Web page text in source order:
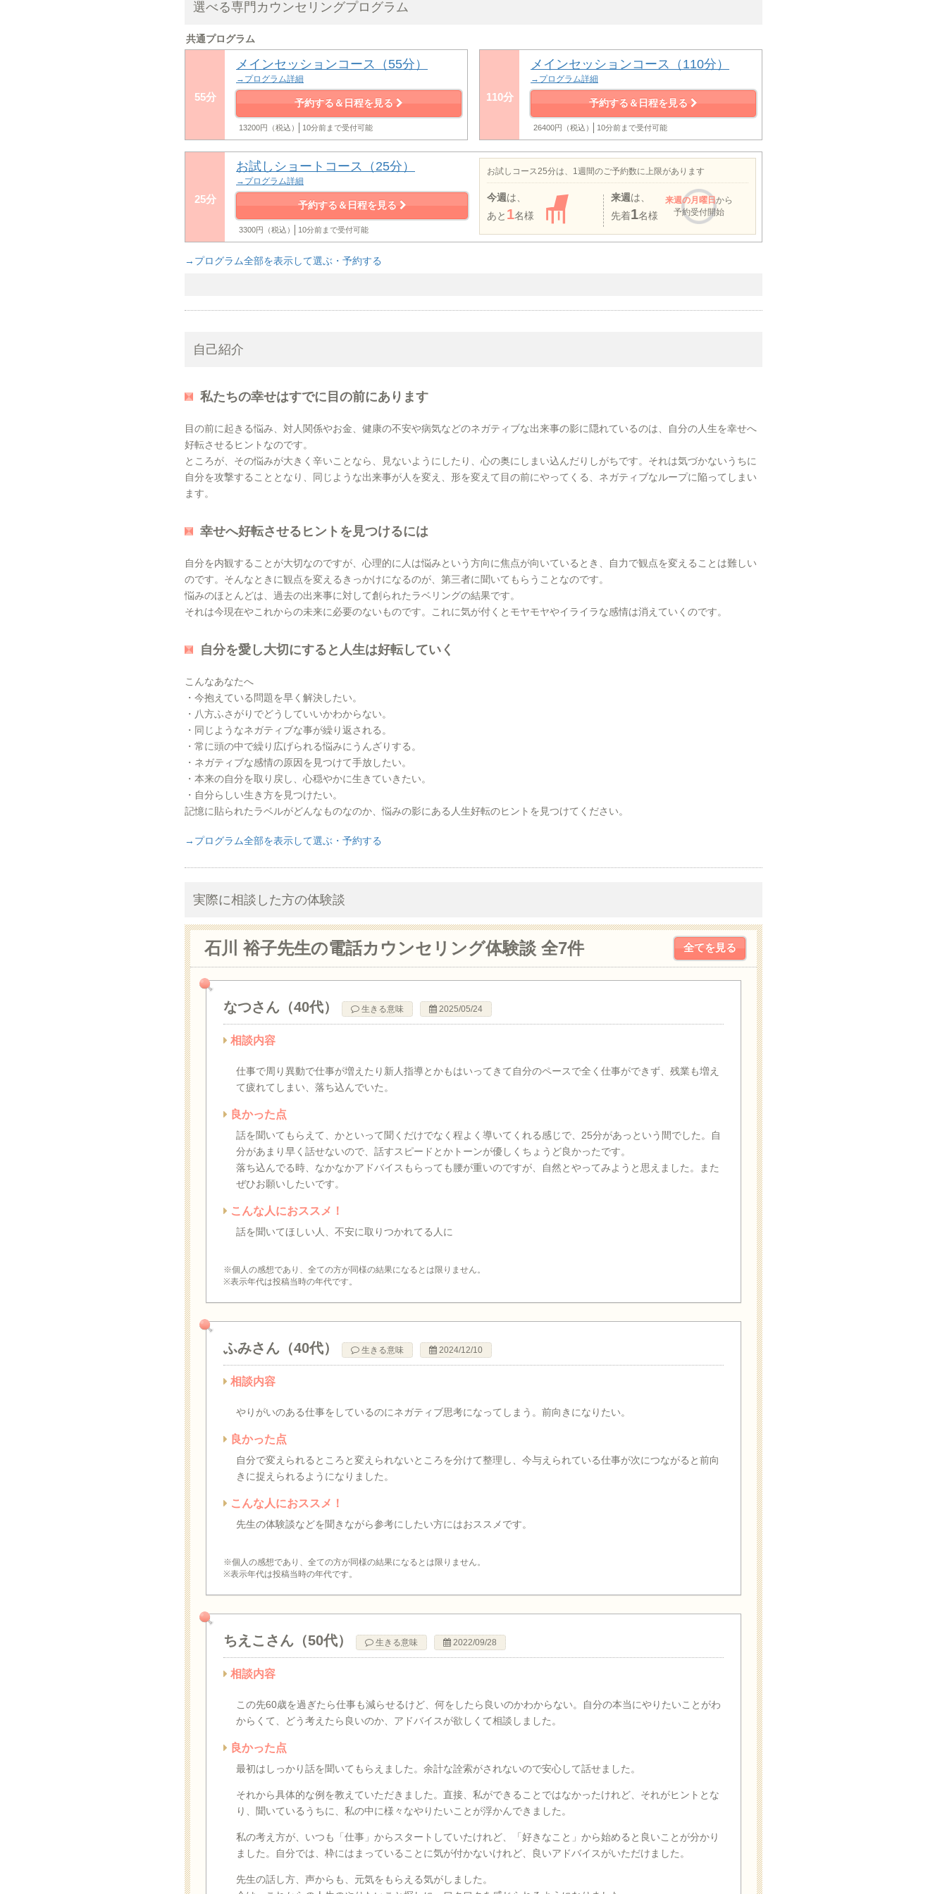
選べる専門カウンセリングプログラム
共通プログラム
55分
メインセッションコース（55分）
→プログラム詳細
予約する＆日程を見る
13200円（税込） 10分前まで受付可能
110分
メインセッションコース（110分）
→プログラム詳細
予約する＆日程を見る
26400円（税込） 10分前まで受付可能
25分
お試しショートコース（25分）
→プログラム詳細
予約する＆日程を見る
3300円（税込） 10分前まで受付可能
お試しコース25分は、1週間のご予約数に上限があります
今週 は、
あと 1名様
来週 は、
先着1名様
来週の月曜日から
予約受付開始
→プログラム全部を表示して選ぶ・予約する
自己紹介
私たちの幸せはすでに目の前にあります
目の前に起きる悩み、対人関係やお金、健康の不安や病気などのネガティブな出来事の影に隠れているのは、自分の人生を幸せへ
好転させるヒントなのです。
ところが、その悩みが大きく辛いことなら、見ないようにしたり、心の奥にしまい込んだりしがちです。それは気づかないうちに
自分を攻撃することとなり、同じような出来事が人を変え、形を変えて目の前にやってくる、ネガティブなループに陥ってしまい
ます。
幸せへ好転させるヒントを見つけるには
自分を内観することが大切なのですが、心理的に人は悩みという方向に焦点が向いているとき、自力で観点を変えることは難しい
のです。そんなときに観点を変えるきっかけになるのが、第三者に聞いてもらうことなのです。
悩みのほとんどは、過去の出来事に対して創られたラベリングの結果です。
それは今現在やこれからの未来に必要のないものです。これに気が付くとモヤモヤやイライラな感情は消えていくのです。
自分を愛し大切にすると人生は好転していく
こんなあなたへ
・今抱えている問題を早く解決したい。
・八方ふさがりでどうしていいかわからない。
・同じようなネガティブな事が繰り返される。
・常に頭の中で繰り広げられる悩みにうんざりする。
・ネガティブな感情の原因を見つけて手放したい。
・本来の自分を取り戻し、心穏やかに生きていきたい。
・自分らしい生き方を見つけたい。
記憶に貼られたラベルがどんなものなのか、悩みの影にある人生好転のヒントを見つけてください。
→プログラム全部を表示して選ぶ・予約する
実際に相談した方の体験談
石川 裕子先生の電話カウンセリング体験談 全7件 全てを見る
なつさん（40代） 生きる意味 2025/05/24
相談内容
仕事で周り異動で仕事が増えたり新人指導とかもはいってきて自分のペースで全く仕事ができず、残業も増え
て疲れてしまい、落ち込んでいた。
良かった点
話を聞いてもらえて、かといって聞くだけでなく程よく導いてくれる感じで、25分があっという間でした。自
分があまり早く話せないので、話すスピードとかトーンが優しくちょうど良かったです。
落ち込んでる時、なかなかアドバイスもらっても腰が重いのですが、自然とやってみようと思えました。また
ぜひお願いしたいです。
こんな人におススメ！
話を聞いてほしい人、不安に取りつかれてる人に
※個人の感想であり、全ての方が同様の結果になるとは限りません。
※表示年代は投稿当時の年代です。
ふみさん（40代） 生きる意味 2024/12/10
相談内容
やりがいのある仕事をしているのにネガティブ思考になってしまう。前向きになりたい。
良かった点
自分で変えられるところと変えられないところを分けて整理し、今与えられている仕事が次につながると前向
きに捉えられるようになりました。
こんな人におススメ！
先生の体験談などを聞きながら参考にしたい方にはおススメです。
※個人の感想であり、全ての方が同様の結果になるとは限りません。
※表示年代は投稿当時の年代です。
ちえこさん（50代） 生きる意味 2022/09/28
相談内容
この先60歳を過ぎたら仕事も減らせるけど、何をしたら良いのかわからない。自分の本当にやりたいことがわ
からくて、どう考えたら良いのか、アドバイスが欲しくて相談しました。
良かった点
最初はしっかり話を聞いてもらえました。余計な詮索がされないので安心して話せました。
それから具体的な例を教えていただきました。直接、私ができることではなかったけれど、それがヒントとな
り、聞いているうちに、私の中に様々なやりたいことが浮かんできました。
私の考え方が、いつも「仕事」からスタートしていたけれど、「好きなこと」から始めると良いことが分かり
ました。自分では、枠にはまっていることに気が付かないけれど、良いアドバイスがいただけました。
先生の話し方、声からも、元気をもらえる気がしました。